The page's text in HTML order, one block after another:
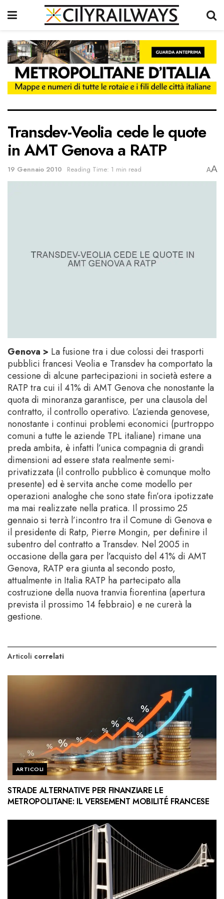
Transdev-Veolia cede le quote
in AMT Genova a RATP
19 Gennaio 2010 Reading Time: 1 min read AA
Genova > La fusione tra i due colossi dei trasporti
pubblici francesi Veolia e Transdev ha comportato la
cessione di alcune partecipazioni in società estere a
RATP tra cui il 41% di AMT Genova che nonostante la
quota di minoranza garantisce, per una clausola del
contratto, il controllo operativo. L’azienda genovese,
nonostante i continui problemi economici (purtroppo
comuni a tutte le aziende TPL italiane) rimane una
preda ambita, è infatti l’unica compagnia di grandi
dimensioni ad essere stata realmente semi-
privatizzata (il controllo pubblico è comunque molto
presente) ed è servita anche come modello per
operazioni analoghe che sono state fin’ora ipotizzate
ma mai realizzate nella pratica. Il prossimo 25
gennaio si terrà l’incontro tra il Comune di Genova e
il presidente di Ratp, Pierre Mongin, per definire il
subentro del contratto a Transdev. Nel 2005 in
occasione della gara per l’acquisto del 41% di AMT
Genova, RATP era giunta al secondo posto,
attualmente in Italia RATP ha partecipato alla
costruzione della nuova tranvia fiorentina (apertura
prevista il prossimo 14 febbraio) e ne curerà la
gestione.
Articoli correlati
ARTICOLI
STRADE ALTERNATIVE PER FINANZIARE LE
METROPOLITANE: IL VERSEMENT MOBILITÉ FRANCESE